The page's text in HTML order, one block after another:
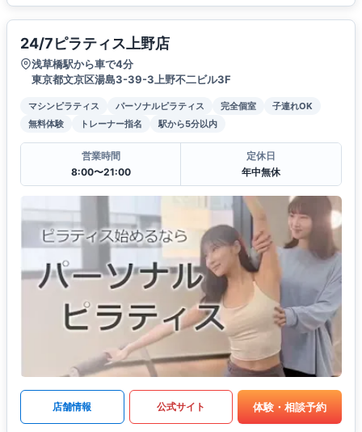
24/7ピラティス上野店
浅草橋駅から車で4分
東京都文京区湯島3-39-3上野不二ビル3F
マシンピラティス パーソナルピラティス 完全個室
子連れOK
無料体験
トレーナー指名 駅から5分以内
営業時間
8:00〜21:00
定休日
年中無休
店舗情報 公式サイト 体験・相談予約